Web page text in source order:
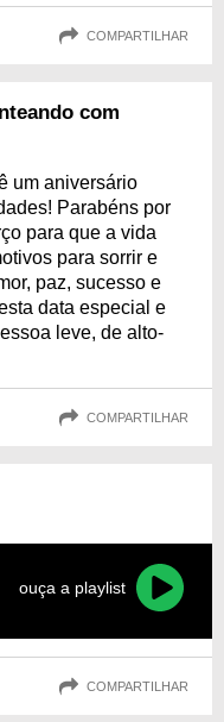
COMPARTILHAR
com
um aniversário
Parabéns por
para que a vida
para sorrir e
paz, sucesso e
data especial e
leve, de alto-
COMPARTILHAR
ouça a playlist
COMPARTILHAR